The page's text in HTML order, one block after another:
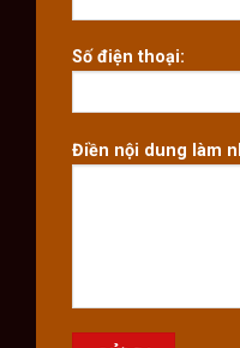
Số điện thoại:
Điền nội dung làm